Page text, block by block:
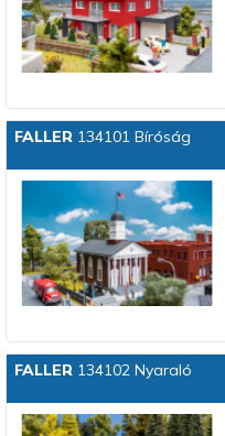
FALLER134101 Bíróság
FALLER134102 Nyaraló